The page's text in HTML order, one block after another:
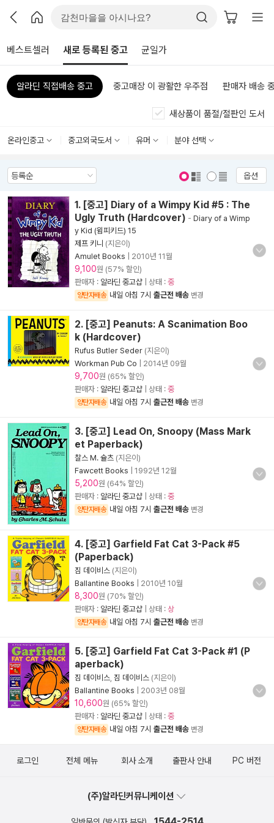
베스트셀러 새로 등록된 중고 균일가
알라딘 직접배송 중고 중고매장 이 광활한 우주점 판매자 배송
새상품이 품절/절판인 도서
온라인중고 중고외국도서 유머 분야 선택
옵션
1. [중고] Diary of a Wimpy Kid #5 : The
Ugly Truth (Hardcover) - Diary of a Wimp
y Kid (윔피키드) 15
제프 키니 (지은이)
Amulet Books
2010년 11월
9,100원 (57% 할인)
판매자 : 알라딘 중고샵 | 상태 : 중
양탄자배송 내일 아침 7시 출근전 배송 변경
2. [중고] Peanuts: A Scanimation Boo
k (Hardcover)
Rufus Butler Seder (지은이)
Workman Pub Co
2014년 09월
9,700원 (65% 할인)
판매자 : 알라딘 중고샵 | 상태 : 중
양탄자배송 내일 아침 7시 출근전 배송 변경
3. [중고] Lead On, Snoopy (Mass Mark
et Paperback)
찰스 M. 슐츠 (지은이)
Fawcett Books
1992년 12월
5,200원 (64% 할인)
판매자 : 알라딘 중고샵 | 상태 : 중
양탄자배송 내일 아침 7시 출근전 배송 변경
4. [중고] Garfield Fat Cat 3-Pack #5
(Paperback)
짐 데이비스 (지은이)
Ballantine Books
2010년 10월
8,300원 (70% 할인)
판매자 : 알라딘 중고샵 | 상태 : 상
양탄자배송 내일 아침 7시 출근전 배송 변경
5. [중고] Garfield Fat Cat 3-Pack #1 (P
aperback)
짐 데이비스 짐 데이비스 (지은이)
Ballantine Books
2003년 08월
10,600원 (65% 할인)
판매자 : 알라딘 중고샵 | 상태 : 중
양탄자배송 내일 아침 7시 출근전 배송 변경
로그인 전체 메뉴 회사 소개 출판사 안내 PC 버전
(주)알라딘커뮤니케이션